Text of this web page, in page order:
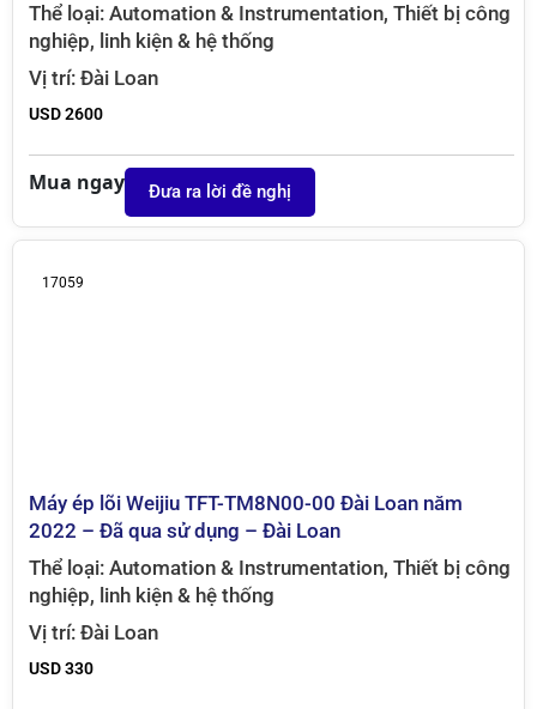
Thể loại: Automation & Instrumentation, Thiết bị công
nghiệp, linh kiện & hệ thống
Vị trí: Đài Loan
USD 2600
Mua ngay Đưa ra lời đề nghị
17059
Máy ép lõi Weijiu TFT-TM8N00-00 Đài Loan năm
2022 – Đã qua sử dụng – Đài Loan
Thể loại: Automation & Instrumentation, Thiết bị công
nghiệp, linh kiện & hệ thống
Vị trí: Đài Loan
USD 330